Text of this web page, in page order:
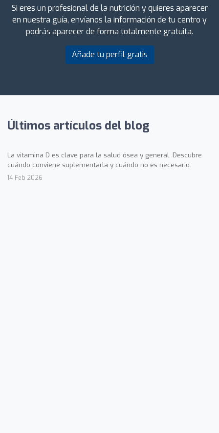
Si eres un profesional de la nutrición y quieres aparecer
en nuestra guía, envíanos la información de tu centro y
podrás aparecer de forma totalmente gratuita.
Añade tu perfil gratis
Últimos artículos del blog
La vitamina D es clave para la salud ósea y general. Descubre
cuándo conviene suplementarla y cuándo no es necesario.
14 Feb 2026